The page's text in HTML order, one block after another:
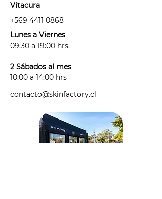
necesarias.
- Sesiones de mantención válidas
para tratamiento previo en Skin
contacto@skinfactory.cl
Vitacura
+569 4411 0868
Lunes a Viernes
09:30 a 19:00 hrs.
2 Sábados al mes
10:00 a 14:00 hrs